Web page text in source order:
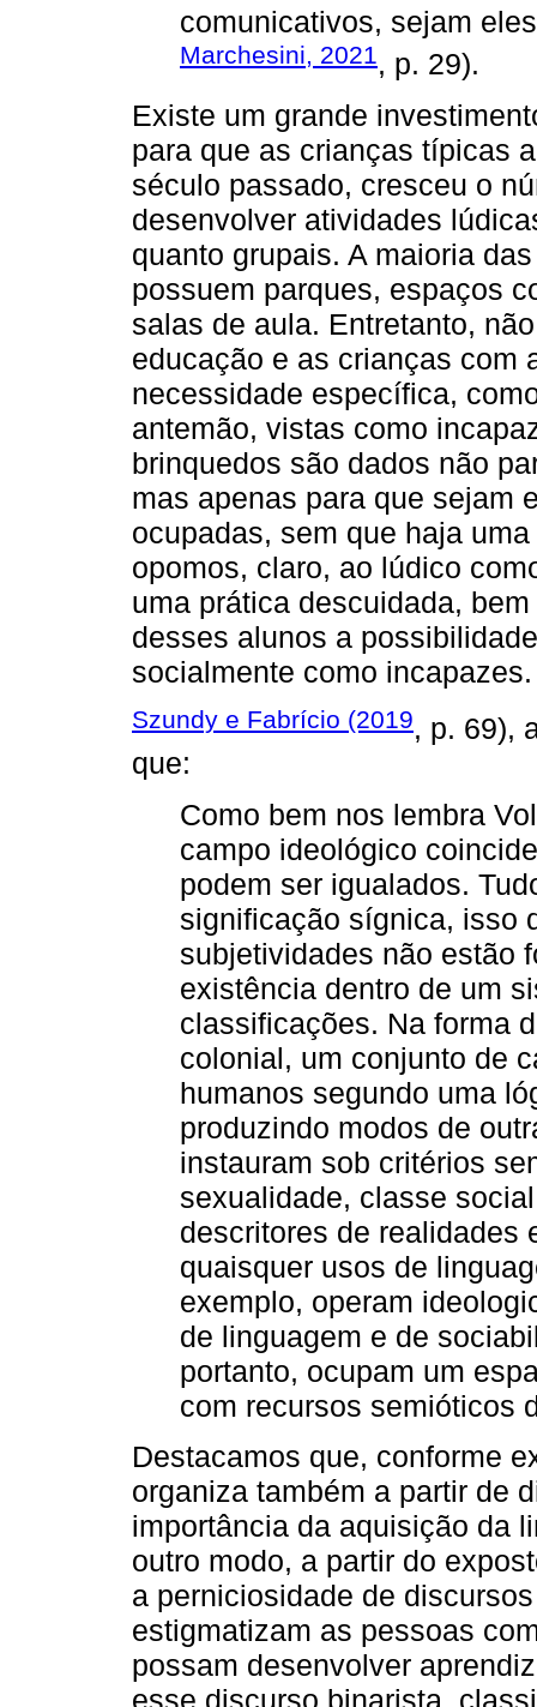
comunicativos, sejam
Marchesini, 2021, p. 29).
Existe um grande
para que as crianças típicas
século passado, cresceu o
desenvolver atividades
quanto grupais. A maioria
possuem parques, espaços
salas de aula. Entretanto,
educação e as crianças com
necessidade específica,
antemão, vistas como
brinquedos são dados não
mas apenas para que sejam
ocupadas, sem que haja
opomos, claro, ao lúdico
uma prática descuidada,
desses alunos a
socialmente como incapazes.
Szundy e Fabrício (2019, p. 69),
que:
Como bem nos lembra
campo ideológico
podem ser igualados.
significação sígnica, isso
subjetividades não estão
existência dentro de um
classificações. Na forma
colonial, um conjunto de
humanos segundo uma
produzindo modos de
instauram sob critérios
sexualidade, classe
descritores de realidades
quaisquer usos de
exemplo, operam
de linguagem e de
portanto, ocupam um
com recursos semióticos
Destacamos que, conforme
organiza também a partir de
importância da aquisição da
outro modo, a partir do
a perniciosidade de
estigmatizam as pessoas
possam desenvolver
esse discurso binarista,